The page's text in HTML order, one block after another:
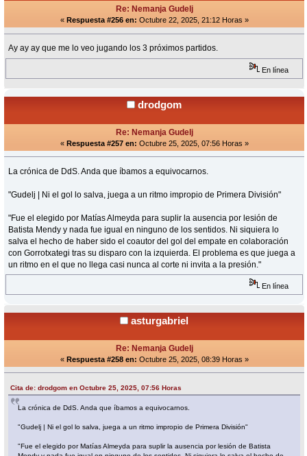
Re: Nemanja Gudelj
« Respuesta #256 en: Octubre 22, 2025, 21:12 Horas »
Ay ay ay que me lo veo jugando los 3 próximos partidos.
En línea
drodgom
Re: Nemanja Gudelj
« Respuesta #257 en: Octubre 25, 2025, 07:56 Horas »
La crónica de DdS. Anda que íbamos a equivocarnos.
"Gudelj | Ni el gol lo salva, juega a un ritmo impropio de Primera División"
"Fue el elegido por Matías Almeyda para suplir la ausencia por lesión de
Batista Mendy y nada fue igual en ninguno de los sentidos. Ni siquiera lo
salva el hecho de haber sido el coautor del gol del empate en colaboración
con Gorrotxategi tras su disparo con la izquierda. El problema es que juega a
un ritmo en el que no llega casi nunca al corte ni invita a la presión."
En línea
asturgabriel
Re: Nemanja Gudelj
« Respuesta #258 en: Octubre 25, 2025, 08:39 Horas »
Cita de: drodgom en Octubre 25, 2025, 07:56 Horas
La crónica de DdS. Anda que íbamos a equivocarnos.
"Gudelj | Ni el gol lo salva, juega a un ritmo impropio de Primera División"
"Fue el elegido por Matías Almeyda para suplir la ausencia por lesión de Batista